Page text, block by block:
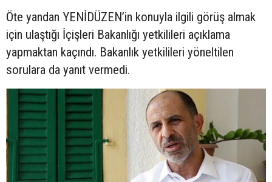
Öte yandan YENİDÜZEN’in konuyla ilgili görüş almak
için ulaştığı İçişleri Bakanlığı yetkilileri açıklama
yapmaktan kaçındı. Bakanlık yetkilileri yöneltilen
sorulara da yanıt vermedi.